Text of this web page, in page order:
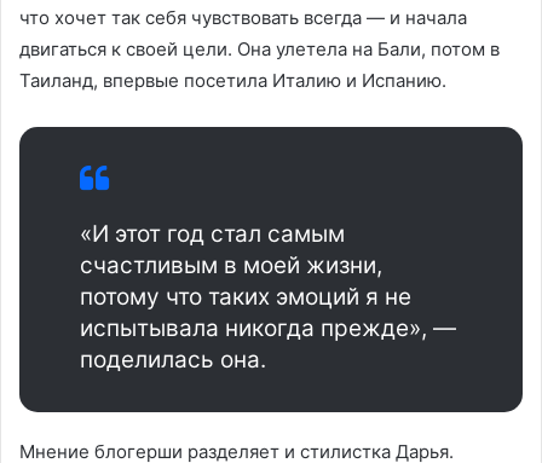
что хочет так себя чувствовать всегда — и начала
двигаться к своей цели. Она улетела на Бали, потом в
Таиланд, впервые посетила Италию и Испанию.
«И этот год стал самым
счастливым в моей жизни,
потому что таких эмоций я не
испытывала никогда прежде», —
поделилась она.
Мнение блогерши разделяет и стилистка Дарья.